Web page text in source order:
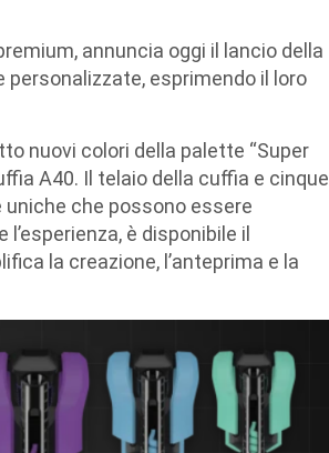
annuncia oggi il lancio della
esprimendo il loro
nuovi colori della palette “Super
A40. Il telaio della cuffia e cinque
che possono essere
è disponibile il
la creazione, l’anteprima e la